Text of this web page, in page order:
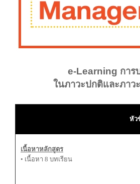
e-Learning การ
ในภาวะปกติและภา
หัว
เนื้อหาหลักสูตร
• เนื้อหา 8 บทเรียน